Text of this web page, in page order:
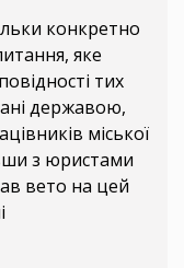
конкретно
яке
тих
державою,
міської
з юристами
вето на цей